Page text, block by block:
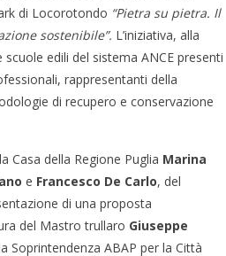
di Locorotondo “Pietra su pietra. Il
sostenibile”. L’iniziativa, alla
edili del sistema ANCE presenti
rappresentanti della
di recupero e conservazione
Casa della Regione Puglia Marina
e Francesco De Carlo, del
di una proposta
del Mastro trullaro Giuseppe
Soprintendenza ABAP per la Città